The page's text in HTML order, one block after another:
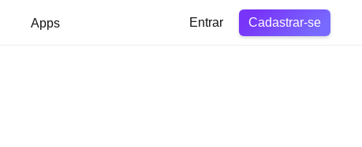
Apps Entrar Cadastrar-se